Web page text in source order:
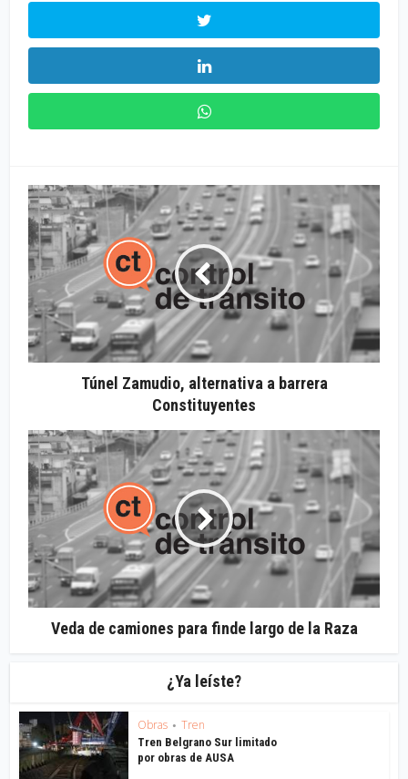
Túnel Zamudio, alternativa a barrera
Constituyentes
Veda de camiones para finde largo de la Raza
¿Ya leíste?
Obras • Tren
Tren Belgrano Sur limitado
por obras de AUSA